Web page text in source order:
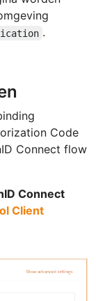
.
Code
Connect flow
Connect
Client